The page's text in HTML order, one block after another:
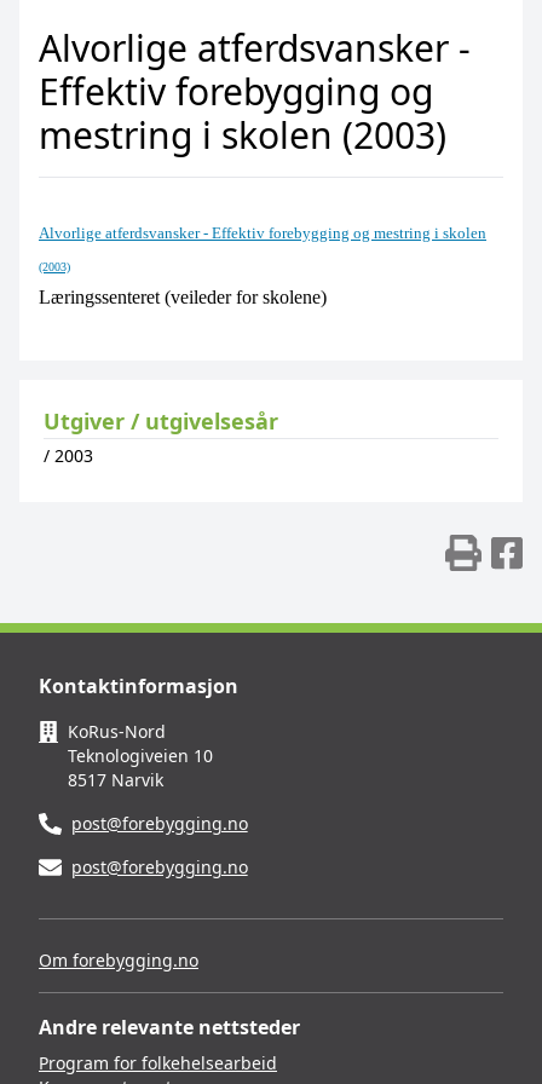
Alvorlige atferdsvansker -
Effektiv forebygging og
mestring i skolen (2003)
Alvorlige atferdsvansker - Effektiv forebygging og mestring i skolen
(2003)
Læringssenteret (veileder for skolene)
Utgiver / utgivelsesår
/ 2003
Kontaktinformasjon
KoRus-Nord
Teknologiveien 10
8517 Narvik
post@forebygging.no
post@forebygging.no
Om forebygging.no
Andre relevante nettsteder
Program for folkehelsearbeid